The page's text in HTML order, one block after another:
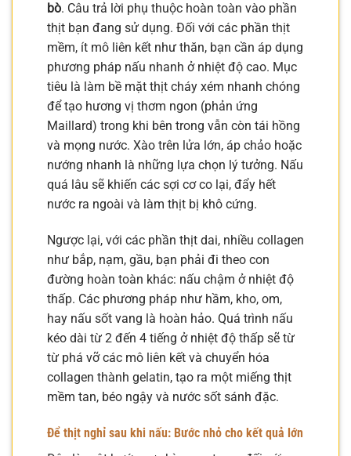
bò. Câu trả lời phụ thuộc hoàn toàn vào phần
thịt bạn đang sử dụng. Đối với các phần thịt
mềm, ít mô liên kết như thăn, bạn cần áp dụng
phương pháp nấu nhanh ở nhiệt độ cao. Mục
tiêu là làm bề mặt thịt cháy xém nhanh chóng
để tạo hương vị thơm ngon (phản ứng
Maillard) trong khi bên trong vẫn còn tái hồng
và mọng nước. Xào trên lửa lớn, áp chảo hoặc
nướng nhanh là những lựa chọn lý tưởng. Nấu
quá lâu sẽ khiến các sợi cơ co lại, đẩy hết
nước ra ngoài và làm thịt bị khô cứng.
Ngược lại, với các phần thịt dai, nhiều collagen
như bắp, nạm, gầu, bạn phải đi theo con
đường hoàn toàn khác: nấu chậm ở nhiệt độ
thấp. Các phương pháp như hầm, kho, om,
hay nấu sốt vang là hoàn hảo. Quá trình nấu
kéo dài từ 2 đến 4 tiếng ở nhiệt độ thấp sẽ từ
từ phá vỡ các mô liên kết và chuyển hóa
collagen thành gelatin, tạo ra một miếng thịt
mềm tan, béo ngậy và nước sốt sánh đặc.
Để thịt nghỉ sau khi nấu: Bước nhỏ cho kết quả lớn